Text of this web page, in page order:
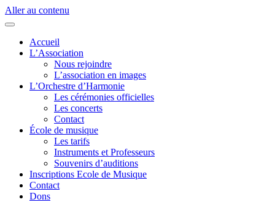
Aller au contenu
Accueil
L’Association
Nous rejoindre
L’association en images
L’Orchestre d’Harmonie
Les cérémonies officielles
Les concerts
Contact
École de musique
Les tarifs
Instruments et Professeurs
Souvenirs d’auditions
Inscriptions Ecole de Musique
Contact
Dons